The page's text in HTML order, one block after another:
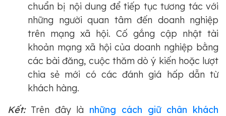
chuẩn bị nội dung để tiếp tục tương tác với
những người quan tâm đến doanh nghiệp
trên mạng xã hội. Cố gắng cập nhật tài
khoản mạng xã hội của doanh nghiệp bằng
các bài đăng, cuộc thăm dò ý kiến ​​hoặc lượt
chia sẻ mới có các đánh giá hấp dẫn từ
khách hàng.
Kết: Trên đây là những cách giữ chân khách